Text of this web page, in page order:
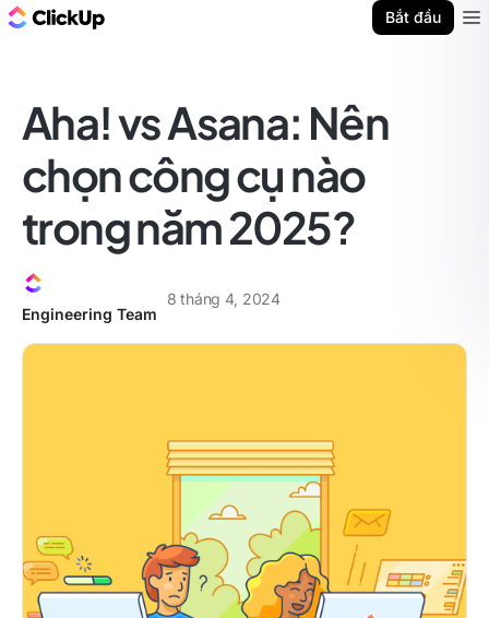
Bắt đầu
Aha! vs Asana: Nên
chọn công cụ nào
trong năm 2025?
Engineering Team
8 tháng 4, 2024